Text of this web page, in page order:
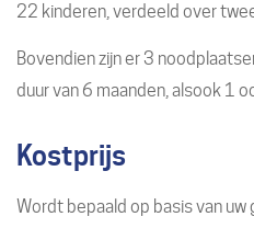
22 kinderen, verdeeld over
Bovendien zijn er 3
duur van 6 maanden, alsook 1
Kostprijs
Wordt bepaald op basis van uw